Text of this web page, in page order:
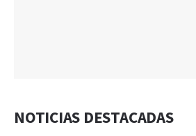
NOTICIAS DESTACADAS